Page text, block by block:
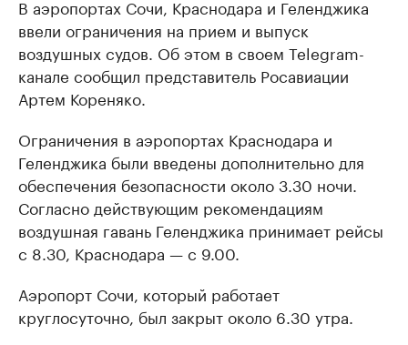
В аэропортах Сочи, Краснодара и Геленджика
ввели ограничения на прием и выпуск
воздушных судов. Об этом в своем Telegram-
канале сообщил представитель Росавиации
Артем Кореняко.
Ограничения в аэропортах Краснодара и
Геленджика были введены дополнительно для
обеспечения безопасности около 3.30 ночи.
Согласно действующим рекомендациям
воздушная гавань Геленджика принимает рейсы
с 8.30, Краснодара — с 9.00.
Аэропорт Сочи, который работает
круглосуточно, был закрыт около 6.30 утра.